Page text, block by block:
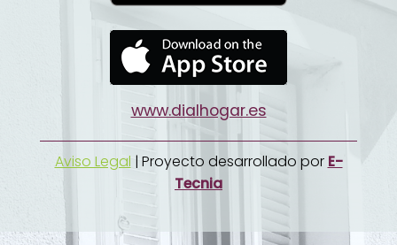
www.dialhogar.es
Aviso Legal | Proyecto desarrollado por E-
Tecnia